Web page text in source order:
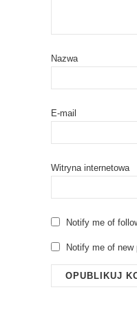
Nazwa
E-mail
Witryna internetowa
Notify me of
Notify me of new